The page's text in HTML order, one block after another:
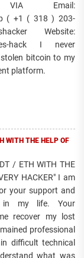
VIA Email:
( +1 ( 318 ) 203-
Website:
hack I never
bitcoin to my
platform.
WITH THE HELP OF
/ ETH WITH THE
HACKER" I am
your support and
in my life. Your
recover my lost
professional
difficult technical
what was